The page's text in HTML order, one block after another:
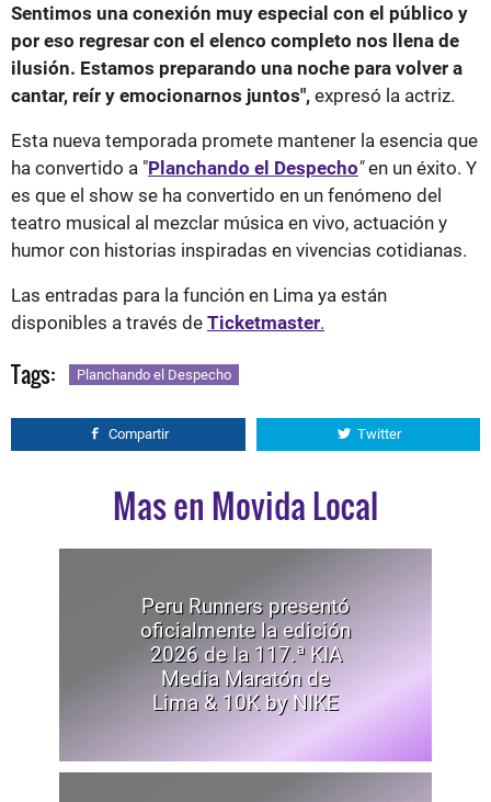
Sentimos una conexión muy especial con el público y
por eso regresar con el elenco completo nos llena de
ilusión. Estamos preparando una noche para volver a
cantar, reír y emocionarnos juntos", expresó la actriz.
Esta nueva temporada promete mantener la esencia que
ha convertido a "Planchando el Despecho"en un éxito. Y
es que el show se ha convertido en un fenómeno del
teatro musical al mezclar música en vivo, actuación y
humor con historias inspiradas en vivencias cotidianas.
Las entradas para la función en Lima ya están
disponibles a través de Ticketmaster.
Tags: Planchando el Despecho
Compartir Twitter
Mas en Movida Local
Peru Runners presentó
oficialmente la edición
2026 de la 117.ª KIA
Media Maratón de
Lima & 10K by NIKE